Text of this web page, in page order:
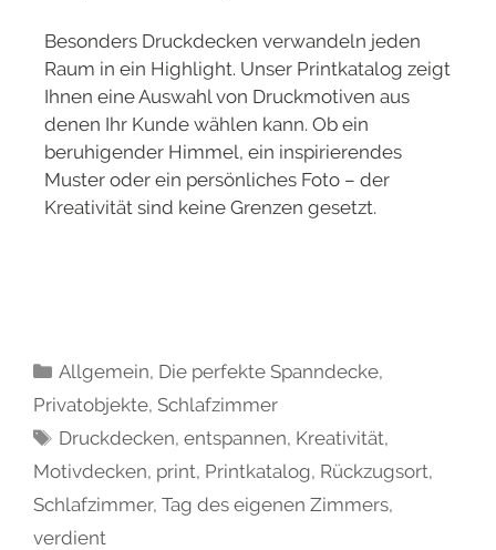
Besonders Druckdecken verwandeln jeden
Raum in ein Highlight. Unser Printkatalog zeigt
Ihnen eine Auswahl von Druckmotiven aus
denen Ihr Kunde wählen kann. Ob ein
beruhigender Himmel, ein inspirierendes
Muster oder ein persönliches Foto – der
Kreativität sind keine Grenzen gesetzt.
Allgemein, Die perfekte Spanndecke,
Privatobjekte, Schlafzimmer
Druckdecken,entspannen, Kreativität,
Motivdecken, print, Printkatalog, Rückzugsort,
Schlafzimmer, Tag des eigenen Zimmers,
verdient